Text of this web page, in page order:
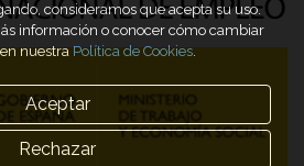
consideramos que acepta su uso.
información o conocer cómo cambiar
nuestraPolítica de Cookies.
Aceptar
Rechazar